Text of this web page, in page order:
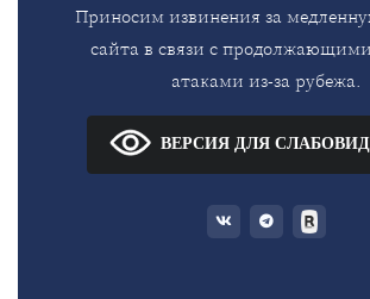
Приносим извинения за
сайта в связи с
атаками из-за рубежа.
ВЕРСИЯ ДЛЯ